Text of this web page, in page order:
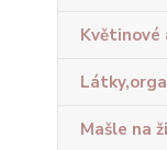
Květinové
Mašle na